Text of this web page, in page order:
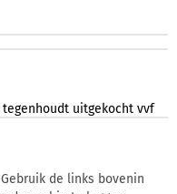
tegenhoudt uitgekocht vvf
de links bovenin